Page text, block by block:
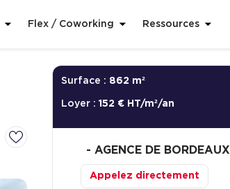
Flex / Coworking Ressources
Surface : 862 m²
Loyer : 152 € HT/m²/an
- AGENCE DE BORDEAUX
Appelez directement